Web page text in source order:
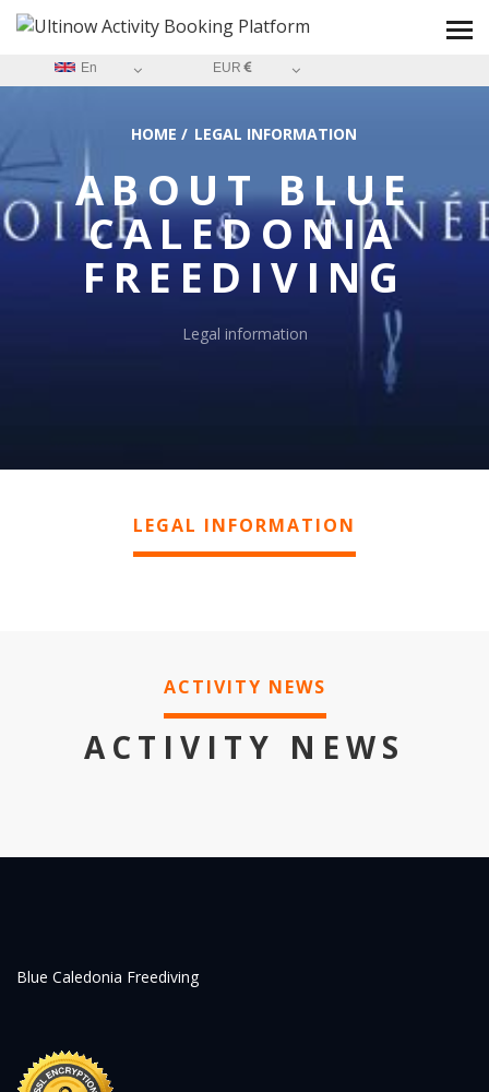
En EUR
HOME / LEGAL INFORMATION
ABOUTBLUE
CALEDONIA
FREEDIVING
Legal information
LEGAL INFORMATION
ACTIVITY NEWS
ACTIVITY NEWS
Blue Caledonia Freediving